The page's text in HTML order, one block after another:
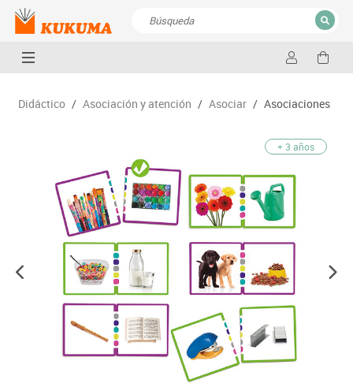
CERRAR
Didáctico / Asociación y atención / Asociar / Asociaciones
+ 3 años